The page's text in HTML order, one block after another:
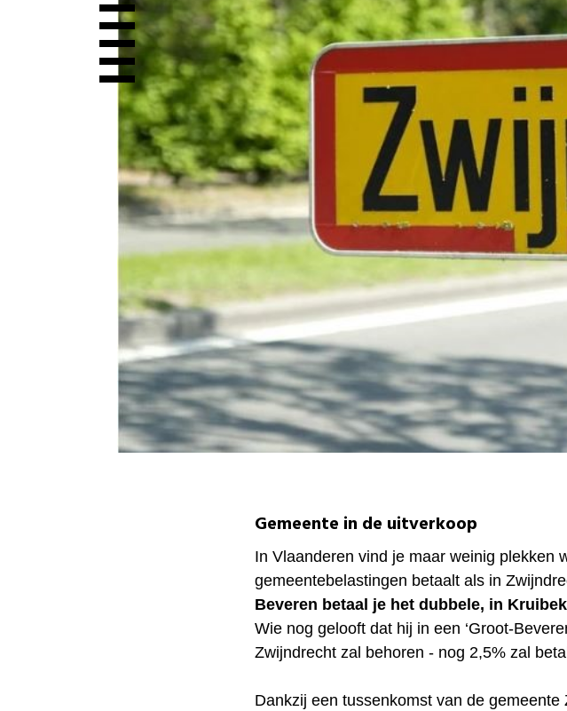
Gemeente in de uitverkoop
In Vlaanderen vind je maar weinig plekken
gemeentebelastingen betaalt als in
Beveren betaal je het dubbele, in
Wie nog gelooft dat hij in een ‘Groot-
Zwijndrecht zal behoren - nog 2,5% zal
Dankzij een tussenkomst van de gemeente